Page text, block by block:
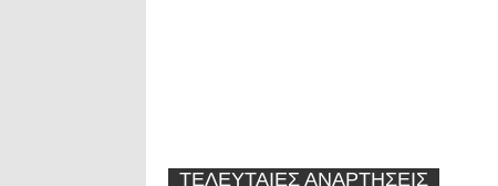
ΤΕΛΕΥΤΑΙΕΣ ΑΝΑΡΤΗΣΕΙΣ